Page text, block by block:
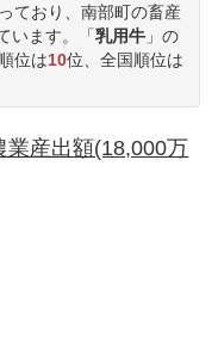
ており、南部町の畜産
います。「乳用牛 」の
位は10位、全国順位は
業産出額(18,000万